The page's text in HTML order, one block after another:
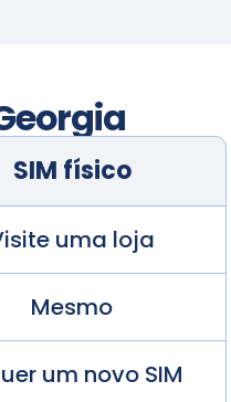
SIM físico
uma loja
Mesmo
um novo SIM